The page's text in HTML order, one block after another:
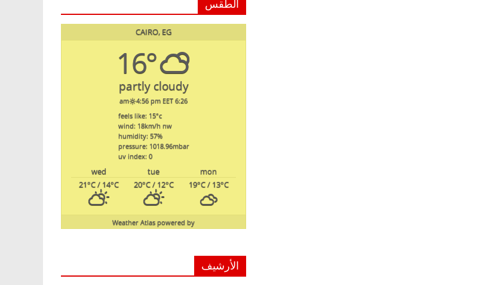
الطقس
CAIRO, EG
16°
partly cloudy
6:26 am
4:56 pm EET
feels like: 15°c
wind: 18km/h nw
humidity: 57%
pressure: 1018.96mbar
uv index: 0
mon
tue
wed
19°C/ 13°C
20°C/ 12°C
21°C/ 14°C
powered by
Weather Atlas
الأرشيف